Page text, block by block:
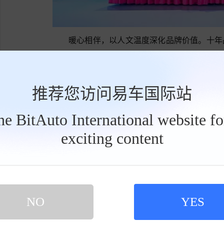
推荐您访问易车国际站
BitAuto International website
exciting content
NO YES
暖心相伴，以人文温度深化品牌价值。十
全与舒适，让奔波的奋斗者收获尊重与温暖。
从助学延伸至就业，联合多家龙头企业搭建就
扶到发展赋能的跨越。现场还为全球优秀客户
牌与消费者的距离。